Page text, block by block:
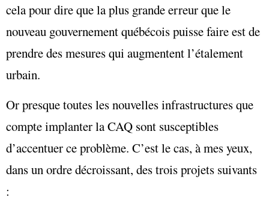
cela pour dire que la plus grande erreur que le
nouveau gouvernement québécois puisse faire est de
prendre des mesures qui augmentent l’étalement
urbain.
Or presque toutes les nouvelles infrastructures que
compte implanter la CAQ sont susceptibles
d’accentuer ce problème. C’est le cas, à mes yeux,
dans un ordre décroissant, des trois projets suivants
: